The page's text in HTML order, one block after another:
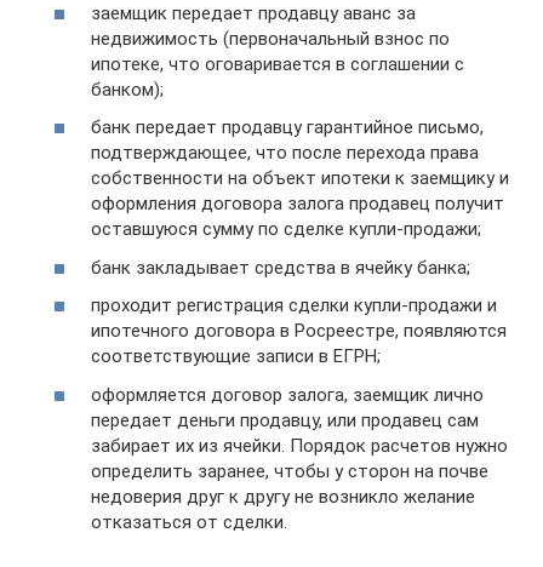
заемщик передает продавцу аванс за
недвижимость (первоначальный взнос по
ипотеке, что оговаривается в соглашении с
банком);
банк передает продавцу гарантийное письмо,
подтверждающее, что после перехода права
собственности на объект ипотеки к заемщику и
оформления договора залога продавец получит
оставшуюся сумму по сделке купли-продажи;
банк закладывает средства в ячейку банка;
проходит регистрация сделки купли-продажи и
ипотечного договора в Росреестре, появляются
соответствующие записи в ЕГРН;
оформляется договор залога, заемщик лично
передает деньги продавцу, или продавец сам
забирает их из ячейки. Порядок расчетов нужно
определить заранее, чтобы у сторон на почве
недоверия друг к другу не возникло желание
отказаться от сделки.